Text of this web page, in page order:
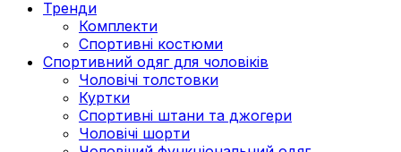
Тренди
Комплекти
Спортивні костюми
Спортивний одяг для чоловіків
Чоловічі толстовки
Куртки
Спортивні штани та джогери
Чоловічі шорти